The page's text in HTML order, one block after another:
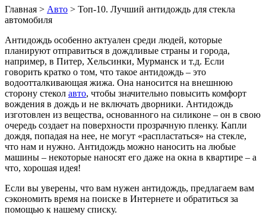
Главная > Авто > Топ-10. Лучший антидождь для стекла
автомобиля
Антидождь особенно актуален среди людей, которые
планируют отправиться в дождливые страны и города,
например, в Питер, Хельсинки, Мурманск и т.д. Если
говорить кратко о том, что такое антидождь – это
водоотталкивающая жижа. Она наносится на внешнюю
сторону стекол авто, чтобы значительно повысить комфорт
вождения в дождь и не включать дворники. Антидождь
изготовлен из вещества, основанного на силиконе – он в свою
очередь создает на поверхности прозрачную пленку. Капли
дождя, попадая на нее, не могут «распластаться» на стекле,
что нам и нужно. Антидождь можно наносить на любые
машины – некоторые наносят его даже на окна в квартире – а
что, хорошая идея!
Если вы уверены, что вам нужен антидождь, предлагаем вам
сэкономить время на поиске в Интернете и обратиться за
помощью к нашему списку.